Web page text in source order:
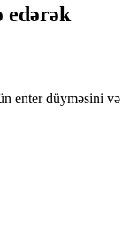
edərək
enter düyməsini və